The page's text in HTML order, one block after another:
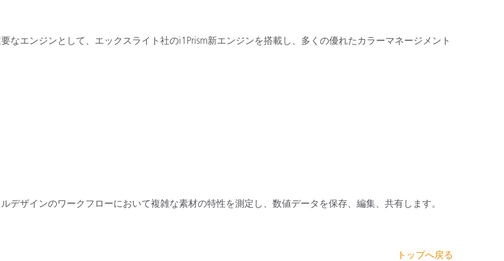
なエンジンとして、エックスライト社のi1Prism新エンジンを搭載し、多くの優れたカラーマネージメント
デザインのワークフローにおいて複雑な素材の特性を測定し、数値データを保存、編集、共有します。
トップへ戻る